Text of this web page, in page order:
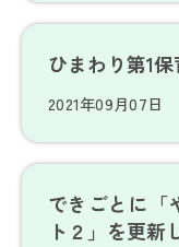
ひまわり第1
2021年09月07日
できごとに
ト２」を更新